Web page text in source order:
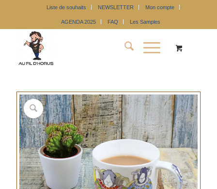
Liste de souhaits NEWSLETTER Mon compte
AGENDA 2025 FAQ Les Samples